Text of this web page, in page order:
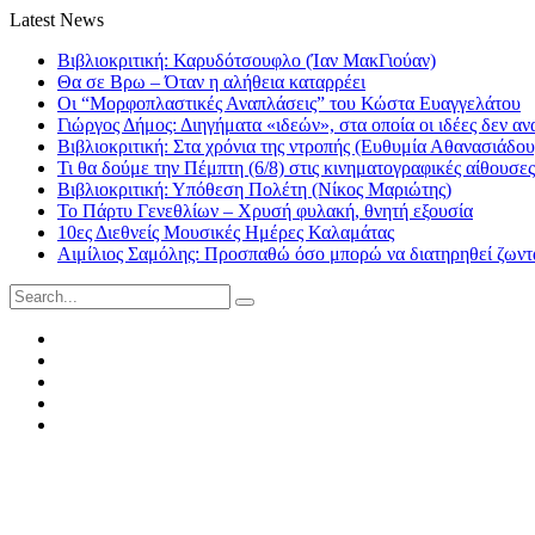
Latest News
Βιβλιοκριτική: Καρυδότσουφλο (Ίαν ΜακΓιούαν)
Θα σε Βρω – Όταν η αλήθεια καταρρέει
Οι “Μορφοπλαστικές Αναπλάσεις” του Κώστα Ευαγγελάτου
Γιώργος Δήμος: Διηγήματα «ιδεών», στα οποία οι ιδέες δεν
Βιβλιοκριτική: Στα χρόνια της ντροπής (Ευθυμία
Τι θα δούμε την Πέμπτη (6/8) στις κινηματογραφικές αίθουσες
Βιβλιοκριτική: Υπόθεση Πολέτη (Νίκος Μαριώτης)
Το Πάρτυ Γενεθλίων – Χρυσή φυλακή, θνητή εξουσία
10ες Διεθνείς Μουσικές Ημέρες Καλαμάτας
Αιμίλιος Σαμόλης: Προσπαθώ όσο μπορώ να διατηρηθεί
Search
for: